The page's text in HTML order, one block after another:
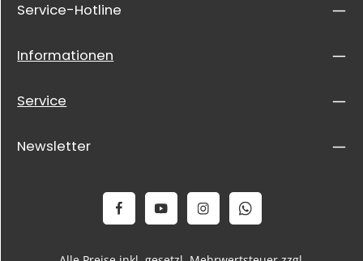
Service-Hotline
Informationen
Service
Newsletter